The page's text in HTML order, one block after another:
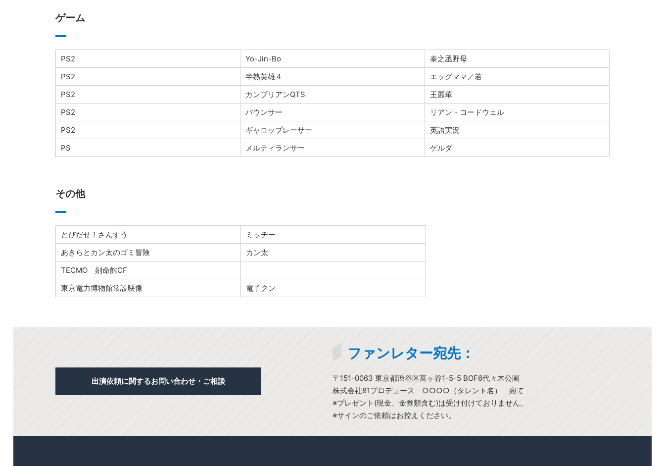
ゲーム
PS2 Yo-Jin-Bo
泰之丞野母
PS2
半熟英雄４
エッグママ／若
PS2
カンブリアンQTS
王麗華
PS2
バウンサー
リアン・コードウェル
PS2
ギャロップレーサー
英語実況
PS
メルティランサー ゲルダ
その他
とびだせ！さんすう
ミッチー
あきらとカン太のゴミ冒険
カン太
TECMO 刻命館CF
東京電力博物館常設映像
電子クン
出演依頼に関するお問い合わせ・ご相談
ファンレター宛先：
〒151-0063 東京都渋谷区富ヶ谷1-5-5 BOF6代々木公園
株式会社81プロデュース ○○○○（タレント名） 宛て
※プレゼント(現金、金券類含む)は受け付けておりません。
※サインのご依頼はお控えください。